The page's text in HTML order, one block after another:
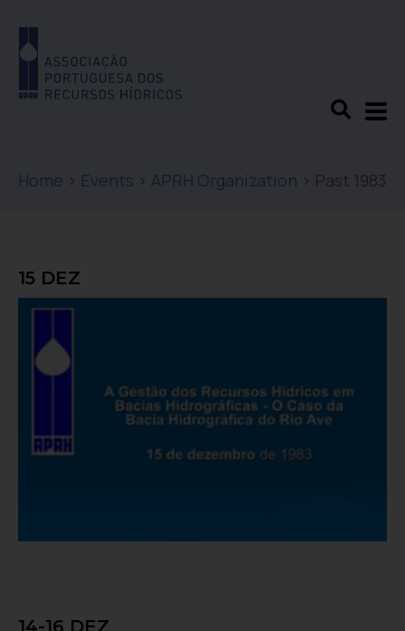
Home > Events > APRH Organization > Past 1983
Hidrográficas – O Caso da Bacia
Hidrográfica do Rio Ave
15 DEZ